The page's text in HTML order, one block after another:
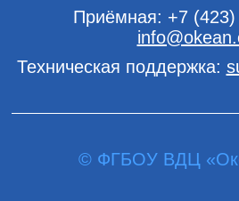
Приёмная: +7
Техническая поддержка:
© ФГБОУ ВДЦ